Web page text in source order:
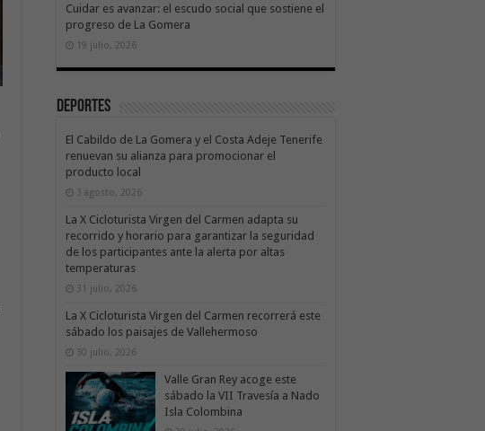
Cuidar es avanzar: el escudo social que sostiene el
progreso de La Gomera
19 julio, 2026
Deportes
El Cabildo de La Gomera y el Costa Adeje Tenerife
renuevan su alianza para promocionar el
producto local
3 agosto, 2026
La X Cicloturista Virgen del Carmen adapta su
recorrido y horario para garantizar la seguridad
de los participantes ante la alerta por altas
temperaturas
31 julio, 2026
La X Cicloturista Virgen del Carmen recorrerá este
sábado los paisajes de Vallehermoso
30 julio, 2026
Valle Gran Rey acoge este
sábado la VII Travesía a Nado
Isla Colombina